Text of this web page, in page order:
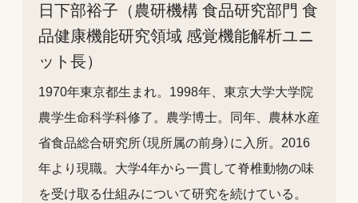
日下部裕子（農研機構 食品研究部門 食
品健康機能研究領域 感覚機能解析ユニ
ット長）
1970年東京都生まれ。1998年、東京大学大学院
農学生命科学科修了。農学博士。同年、農林水産
省食品総合研究所（現所属の前身）に入所。2016
年より現職。大学4年から一貫して脊椎動物の味
を受け取る仕組みについて研究を続けている。